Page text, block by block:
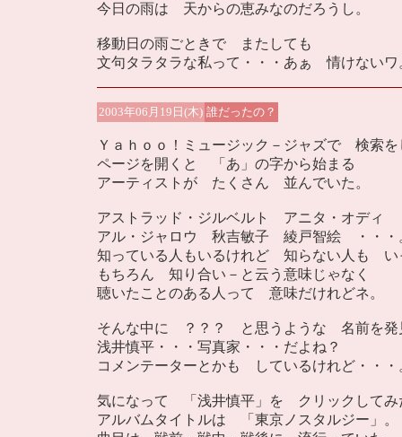
今日の雨は 天からの恵みなのだろうし。
移動日の雨ごときで またしても
文句タラタラな私って・・・あぁ 情けないワ
2003年06月19日(木) 誰だったの？
Ｙａｈｏｏ！ミュージック－ジャズで 検索を
ページを開くと 「あ」の字から始まる
アーティストが たくさん 並んでいた。
アストラッド・ジルベルト アニタ・オディ
アル・ジャロウ 秋吉敏子 綾戸智絵 ・・・
知っている人もいるけれど 知らない人も い
もちろん 知り合い－と云う意味じゃなく
聴いたことのある人って 意味だけれどネ。
そんな中に ？？？ と思うような 名前を発
浅井慎平・・・写真家・・・だよね？
コメンテーターとかも しているけれど・・・
気になって 「浅井慎平」を クリックしてみ
アルバムタイトルは 「東京ノスタルジー」。